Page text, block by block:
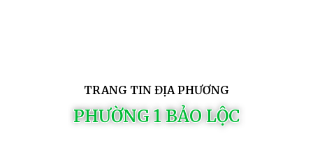
TRANG TIN ĐỊA PHƯƠNG
PHƯỜNG 1 BẢO LỘC